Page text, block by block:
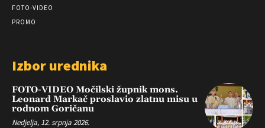
FOTO-VIDEO
PROMO
Izbor urednika
FOTO-VIDEO Močilski župnik mons.
Leonard Markač proslavio zlatnu misu u
rodnom Goričanu
Nedjelja, 12. srpnja 2026.